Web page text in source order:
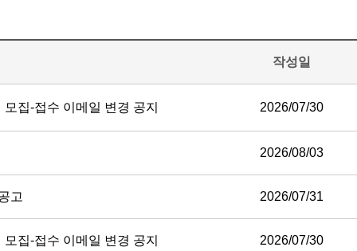
작성일
집-접수 이메일 변경 공지 2026/07/30
2026/08/03
고 2026/07/31
집-접수 이메일 변경 공지 2026/07/30